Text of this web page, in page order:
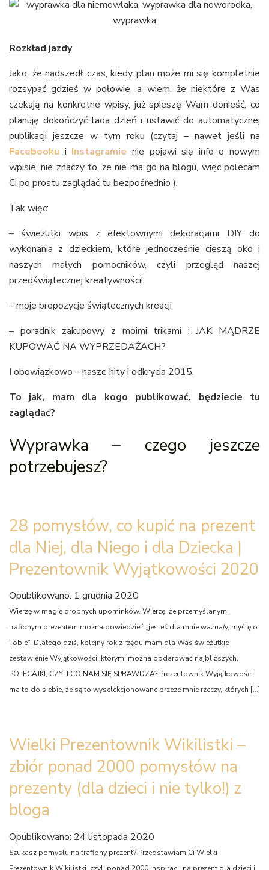
Rozkład jazdy
Jako, że nadszedł czas, kiedy plan może mi się kompletnie
rozsypać gdzieś w połowie, a wiem, że niektóre z Was
czekają na konkretne wpisy, już spieszę Wam donieść, co
planuję dokończyć lada dzień i ustawić do automatycznej
publikacji jeszcze w tym roku (czytaj – nawet jeśli na
Facebooku iInstagramienie pojawi się info o nowym
wpisie, nie znaczy to, że nie ma go na blogu, więc polecam
Ci po prostu zaglądać tu bezpośrednio ).
Tak więc:
– świeżutki wpis z efektownymi dekoracjami DIY do
wykonania z dzieckiem, które jednocześnie cieszą oko i
naszych małych pomocników, czyli przegląd naszej
przedświątecznej kreatywności!
– moje propozycje świątecznych kreacji
– poradnik zakupowy z moimi trikami : JAK MĄDRZE
KUPOWAĆ NA WYPRZEDAŻACH?
I obowiązkowo – nasze hity i odkrycia 2015.
To jak, mam dla kogo publikować, będziecie tu
zaglądać?
Wyprawka – czego jeszcze
potrzebujesz?
28 pomysłów, co kupić na prezent
dla Niej, dla Niego i dla Dziecka |
Prezentownik Wyjątkowości 2020
Opublikowano: 1 grudnia 2020
Wierzę w magię drobnych upominków. Wierzę, że przemyślanym,
trafionym prezentem można powiedzieć „jesteś dla mnie ważna/y, myślę o
Tobie”. Dlatego dziś, kolejny rok z rzędu mam dla Was świeżutkie
zestawienie Wyjątkowości, którymi można obdarować najbliższych.
POLECAJKI, CZYLI CO NAM SIĘ SPRAWDZA? Prezentownik Wyjątkowości
ma to do siebie, że są to wyselekcjonowane przeze mnie rzeczy, których […]
Wielki Prezentownik Wikilistki –
zbiór ponad 2000 pomysłów na
prezenty (dla dzieci i nie tylko!) z
bloga
Opublikowano: 24 listopada 2020
Szukasz pomysłu na trafiony prezent? Przedstawiam Ci Wielki
Prezentownik Wikilistki, czyli ponad 2000 inspiracji na prezent dla dzieci i